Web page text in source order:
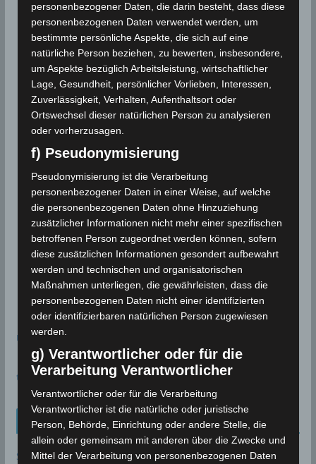
meteoblue
time.is - Sonnenzeiten
Neueinträge Glossar
Sommer 2003
personenbezogener Daten, die darin besteht, dass diese
personenbezogenen Daten verwendet werden, um
bestimmte persönliche Aspekte, die sich auf eine
natürliche Person beziehen, zu bewerten, insbesondere,
um Aspekte bezüglich Arbeitsleistung, wirtschaftlicher
Lage, Gesundheit, persönlicher Vorlieben, Interessen,
Zuverlässigkeit, Verhalten, Aufenthaltsort oder
Ortswechsel dieser natürlichen Person zu analysieren
oder vorherzusagen.
f) Pseudonymisierung
Pseudonymisierung ist die Verarbeitung
personenbezogener Daten in einer Weise, auf welche
die personenbezogenen Daten ohne Hinzuziehung
zusätzlicher Informationen nicht mehr einer spezifischen
betroffenen Person zugeordnet werden können, sofern
diese zusätzlichen Informationen gesondert aufbewahrt
werden und technischen und organisatorischen
Maßnahmen unterliegen, die gewährleisten, dass die
personenbezogenen Daten nicht einer identifizierten
oder identifizierbaren natürlichen Person zugewiesen
werden.
g) Verantwortlicher oder für die
Verarbeitung Verantwortlicher
Verantwortlicher oder für die Verarbeitung
Verantwortlicher ist die natürliche oder juristische
Person, Behörde, Einrichtung oder andere Stelle, die
allein oder gemeinsam mit anderen über die Zwecke und
Mittel der Verarbeitung von personenbezogenen Daten